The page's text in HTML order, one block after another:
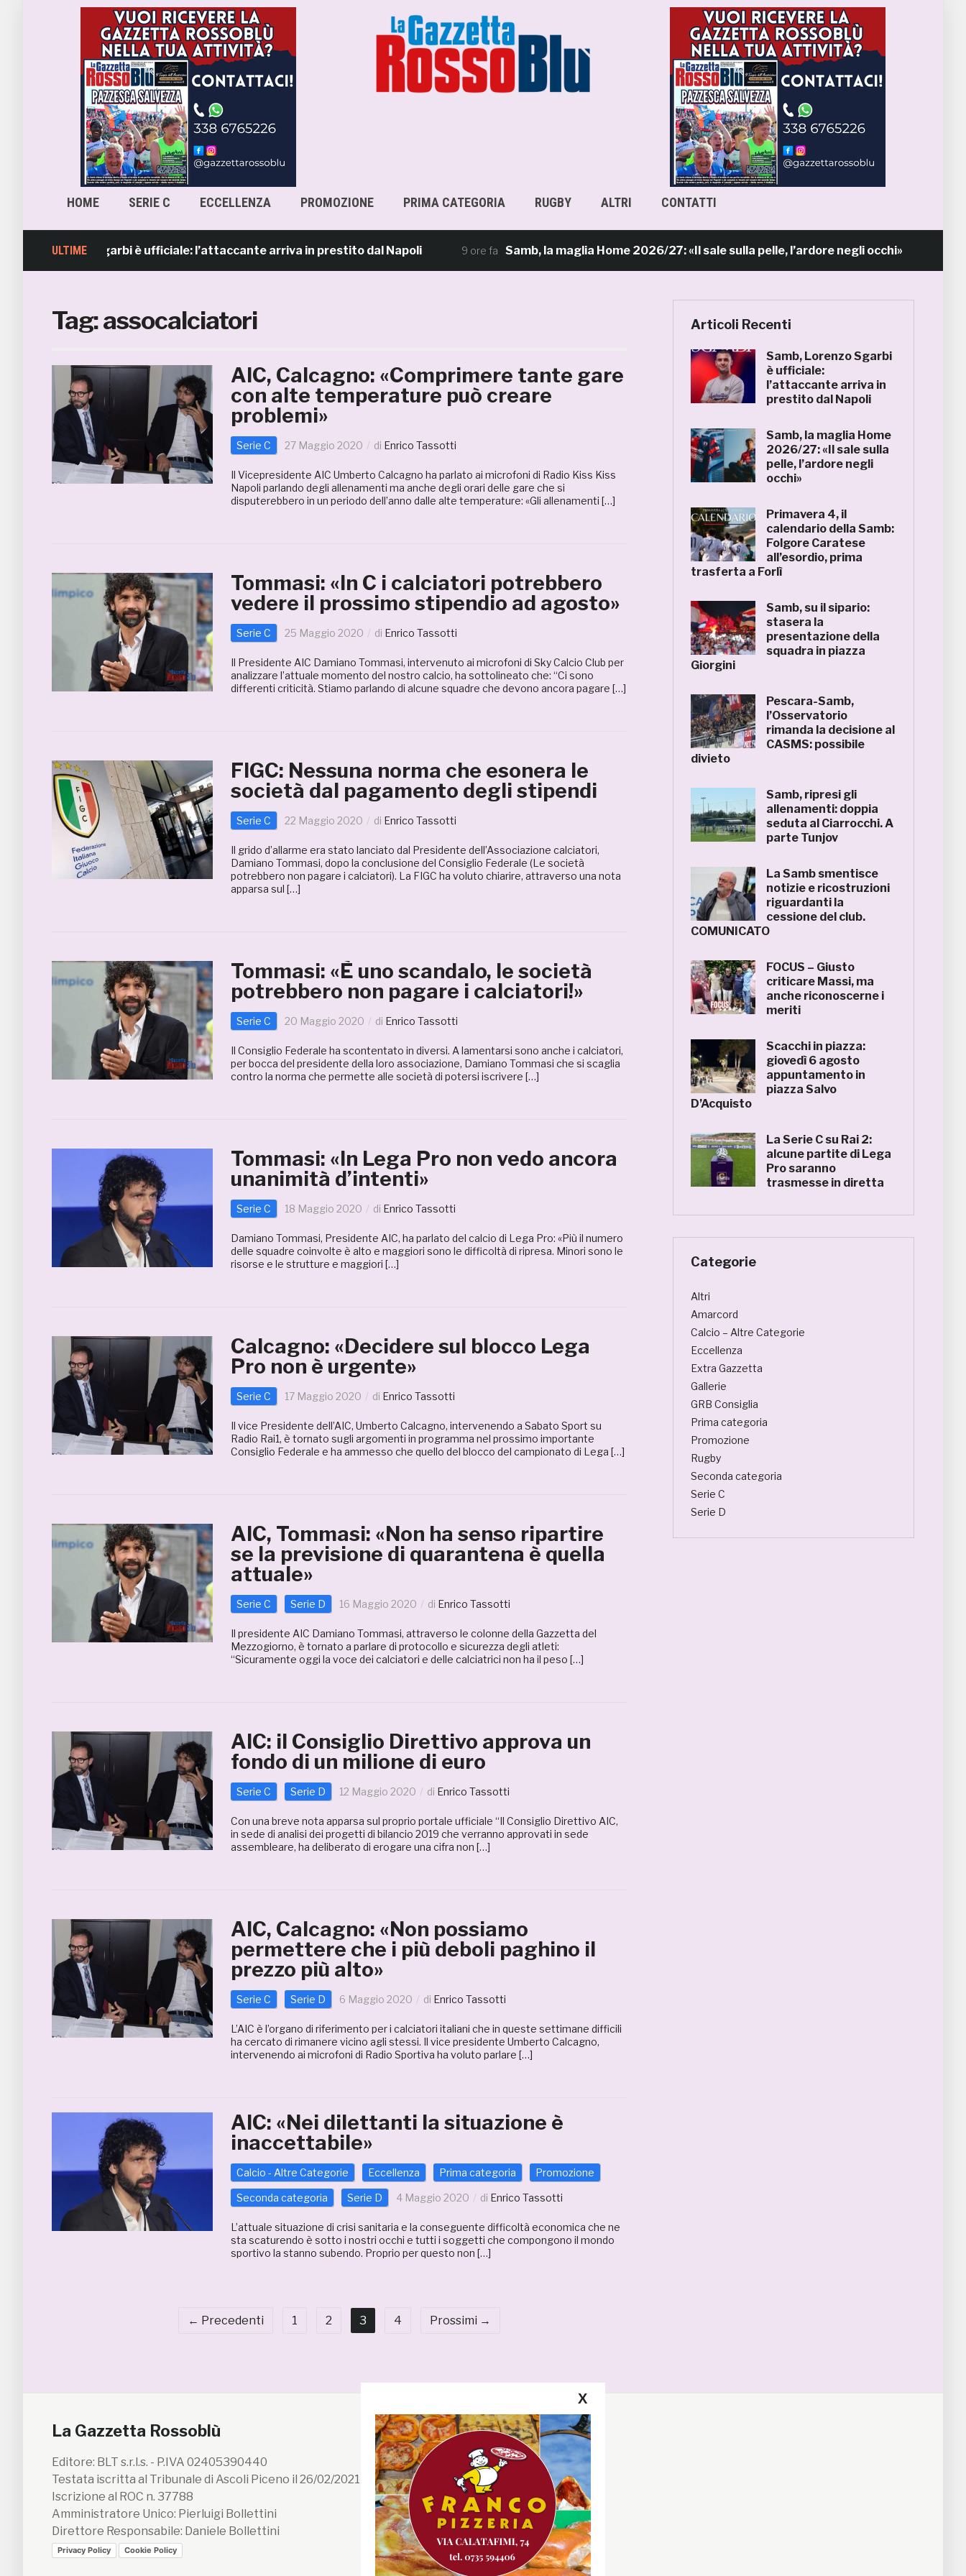
HOME SERIE C ECCELLENZA PROMOZIONE PRIMA CATEGORIA RUGBY ALTRI CONTATTI
ULTIME
Lorenzo Sgarbi è ufficiale: l’attaccante arriva in prestito dal Napoli 9 ore fa Samb, la maglia Home 2026/27: «Il sale sulla pelle, l’ardore negli occhi»
Tag:assocalciatori
AIC, Calcagno: «Comprimere tante gare
con alte temperature può creare
problemi»
Serie C 27 Maggio 2020 di Enrico Tassotti
Il Vicepresidente AIC Umberto Calcagno ha parlato ai microfoni di Radio Kiss Kiss
Napoli parlando degli allenamenti ma anche degli orari delle gare che si
disputerebbero in un periodo dell’anno dalle alte temperature: «Gli allenamenti […]
Tommasi: «In C i calciatori potrebbero
vedere il prossimo stipendio ad agosto»
Serie C 25 Maggio 2020 di Enrico Tassotti
Il Presidente AIC Damiano Tommasi, intervenuto ai microfoni di Sky Calcio Club per
analizzare l’attuale momento del nostro calcio, ha sottolineato che: “Ci sono
differenti criticità. Stiamo parlando di alcune squadre che devono ancora pagare […]
FIGC: Nessuna norma che esonera le
società dal pagamento degli stipendi
Serie C 22 Maggio 2020 di Enrico Tassotti
Il grido d’allarme era stato lanciato dal Presidente dell’Associazione calciatori,
Damiano Tommasi, dopo la conclusione del Consiglio Federale (Le società
potrebbero non pagare i calciatori). La FIGC ha voluto chiarire, attraverso una nota
apparsa sul […]
Tommasi: «È uno scandalo, le società
potrebbero non pagare i calciatori!»
Serie C 20 Maggio 2020 di Enrico Tassotti
Il Consiglio Federale ha scontentato in diversi. A lamentarsi sono anche i calciatori,
per bocca del presidente della loro associazione, Damiano Tommasi che si scaglia
contro la norma che permette alle società di potersi iscrivere […]
Tommasi: «In Lega Pro non vedo ancora
unanimità d’intenti»
Serie C 18 Maggio 2020 di Enrico Tassotti
Damiano Tommasi, Presidente AIC, ha parlato del calcio di Lega Pro: «Più il numero
delle squadre coinvolte è alto e maggiori sono le difficoltà di ripresa. Minori sono le
risorse e le strutture e maggiori […]
Calcagno: «Decidere sul blocco Lega
Pro non è urgente»
Serie C 17 Maggio 2020 di Enrico Tassotti
Il vice Presidente dell’AIC, Umberto Calcagno, intervenendo a Sabato Sport su
Radio Rai1, è tornato sugli argomenti in programma nel prossimo importante
Consiglio Federale e ha ammesso che quello del blocco del campionato di Lega […]
AIC, Tommasi: «Non ha senso ripartire
se la previsione di quarantena è quella
attuale»
Serie C Serie D 16 Maggio 2020 di Enrico Tassotti
Il presidente AIC Damiano Tommasi, attraverso le colonne della Gazzetta del
Mezzogiorno, è tornato a parlare di protocollo e sicurezza degli atleti:
“Sicuramente oggi la voce dei calciatori e delle calciatrici non ha il peso […]
AIC: il Consiglio Direttivo approva un
fondo di un milione di euro
Serie C Serie D 12 Maggio 2020 di Enrico Tassotti
Con una breve nota apparsa sul proprio portale ufficiale “Il Consiglio Direttivo AIC,
in sede di analisi dei progetti di bilancio 2019 che verranno approvati in sede
assembleare, ha deliberato di erogare una cifra non […]
AIC, Calcagno: «Non possiamo
permettere che i più deboli paghino il
prezzo più alto»
Serie C Serie D 6 Maggio 2020 di Enrico Tassotti
L’AIC è l’organo di riferimento per i calciatori italiani che in queste settimane difficili
ha cercato di rimanere vicino agli stessi. Il vice presidente Umberto Calcagno,
intervenendo ai microfoni di Radio Sportiva ha voluto parlare […]
AIC: «Nei dilettanti la situazione è
inaccettabile»
Calcio - Altre Categorie Eccellenza Prima categoria Promozione
Seconda categoria Serie D 4 Maggio 2020 di Enrico Tassotti
L’attuale situazione di crisi sanitaria e la conseguente difficoltà economica che ne
sta scaturendo è sotto i nostri occhi e tutti i soggetti che compongono il mondo
sportivo la stanno subendo. Proprio per questo non […]
← Precedenti 1 2 3 4 Prossimi →
Articoli Recenti
Samb, Lorenzo Sgarbi
è ufficiale:
l’attaccante arriva in
prestito dal Napoli
Samb, la maglia Home
2026/27: «Il sale sulla
pelle, l’ardore negli
occhi»
Primavera 4, il
calendario della Samb:
Folgore Caratese
all’esordio, prima
trasferta a Forlì
Samb, su il sipario:
stasera la
presentazione della
squadra in piazza
Giorgini
Pescara-Samb,
l’Osservatorio
rimanda la decisione al
CASMS: possibile
divieto
Samb, ripresi gli
allenamenti: doppia
seduta al Ciarrocchi. A
parte Tunjov
La Samb smentisce
notizie e ricostruzioni
riguardanti la
cessione del club.
COMUNICATO
FOCUS – Giusto
criticare Massi, ma
anche riconoscerne i
meriti
Scacchi in piazza:
giovedì 6 agosto
appuntamento in
piazza Salvo
D’Acquisto
La Serie C su Rai 2:
alcune partite di Lega
Pro saranno
trasmesse in diretta
Categorie
Altri
Amarcord
Calcio – Altre Categorie
Eccellenza
Extra Gazzetta
Gallerie
GRB Consiglia
Prima categoria
Promozione
Rugby
Seconda categoria
Serie C
Serie D
La Gazzetta Rossoblù
Editore: BLT s.r.l.s. - P.IVA 02405390440
Testata iscritta al Tribunale di Ascoli Piceno il 26/02/2021 n. 199/2021
Iscrizione al ROC n. 37788
Amministratore Unico: Pierluigi Bollettini
Direttore Responsabile: Daniele Bollettini
Privacy Policy Cookie Policy
Segui la GRB
Facebook
Instagram
Twitter
X